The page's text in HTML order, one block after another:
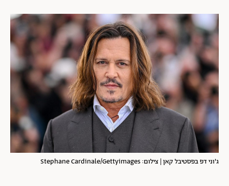
ג'וני דפ בפסטיבל קאן | צילום: Stephane Cardinale/Gettyimages